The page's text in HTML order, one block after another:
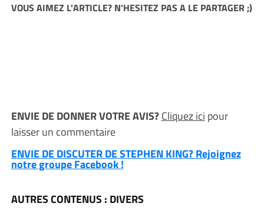
VOUS AIMEZ L'ARTICLE? N'HESITEZ PAS A LE PARTAGER ;)
ENVIE DE DONNER VOTRE AVIS?Cliquez ici pour
laisser un commentaire
ENVIE DE DISCUTER DE STEPHEN KING? Rejoignez
notre groupe Facebook !
AUTRES CONTENUS : DIVERS